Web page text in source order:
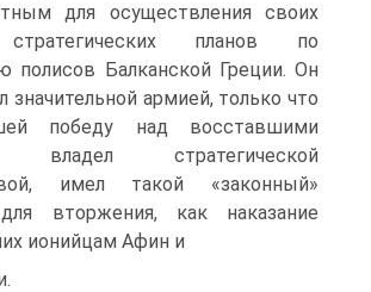
для осуществления своих
планов по
полисов Балканской Греции. Он
значительной армией, только что
победу над восставшими
владел стратегической
имел такой «законный»
вторжения, как наказание
ионийцам Афин и